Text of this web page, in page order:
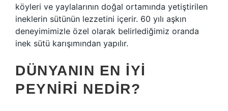
köyleri ve yaylalarının doğal ortamında yetiştirilen
ineklerin sütünün lezzetini içerir. 60 yılı aşkın
deneyimimizle özel olarak belirlediğimiz oranda
inek sütü karışımından yapılır.
DÜNYANIN EN IYI
PEYNIRI NEDIR?